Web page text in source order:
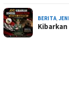
BERITA